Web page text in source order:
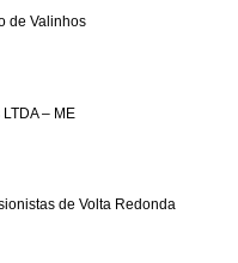
de Valinhos
– ME
de Volta Redonda